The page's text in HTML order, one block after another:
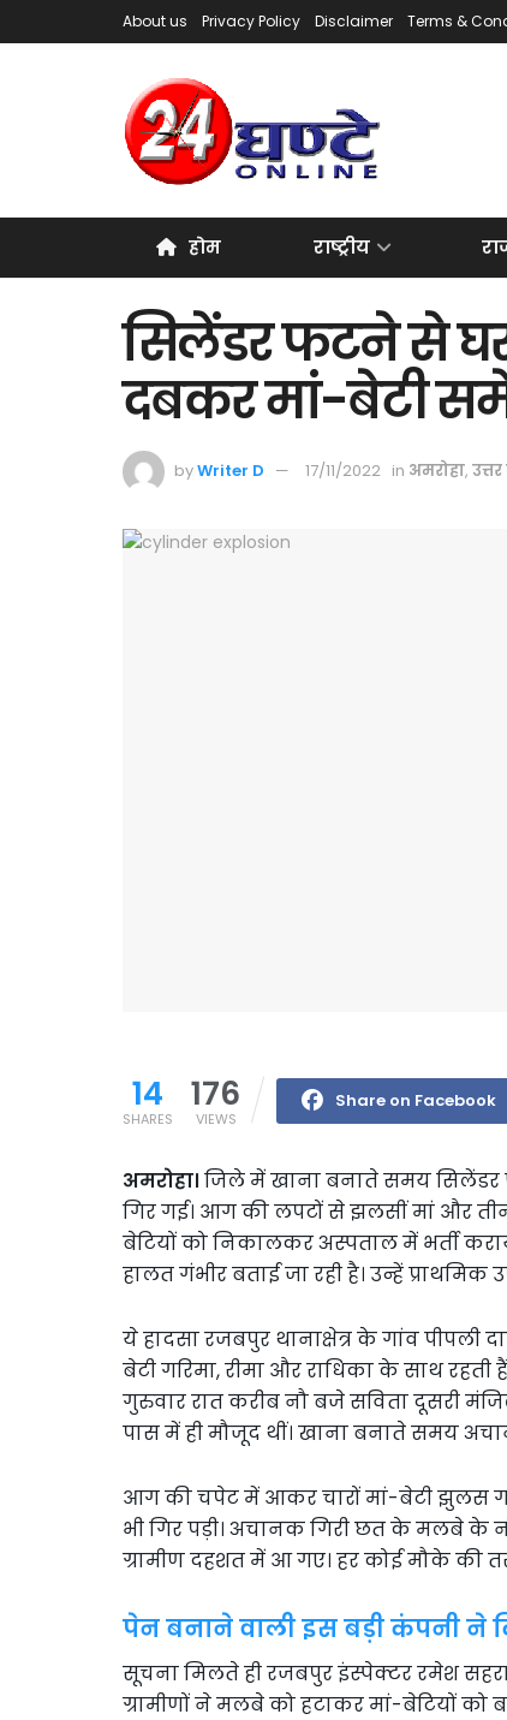
About us Privacy Policy Disclaimer Terms &
होम राष्ट्रीय
सिलेंडर फटने से
दबकर मां-बेटी
byWriter D 17/11/2022 in अमरोहा,
14
SHARES
176
VIEWS
Share on Facebook
अमरोहा। जिले में खाना बनाते समय
गिर गई। आग की लपटों से झलसीं मां और
बेटियों को निकालकर अस्पताल में भर्ती
हालत गंभीर बताई जा रही है। उन्हें
ये हादसा रजबपुर थानाक्षेत्र के गांव पीपली
बेटी गरिमा, रीमा और राधिका के साथ
गुरुवार रात करीब नौ बजे सविता दूसरी
पास में ही मौजूद थीं। खाना बनाते समय
आग की चपेट में आकर चारों मां-बेटी झुलस
भी गिर पड़ी। अचानक गिरी छत के मलबे के
ग्रामीण दहशत में आ गए। हर कोई मौके की
पेन बनाने वाली इस बड़ी कंपनी ने
सूचना मिलते ही रजबपुर इंस्पेक्टर रमेश
ग्रामीणों ने मलबे को हटाकर मां-बेटियों को